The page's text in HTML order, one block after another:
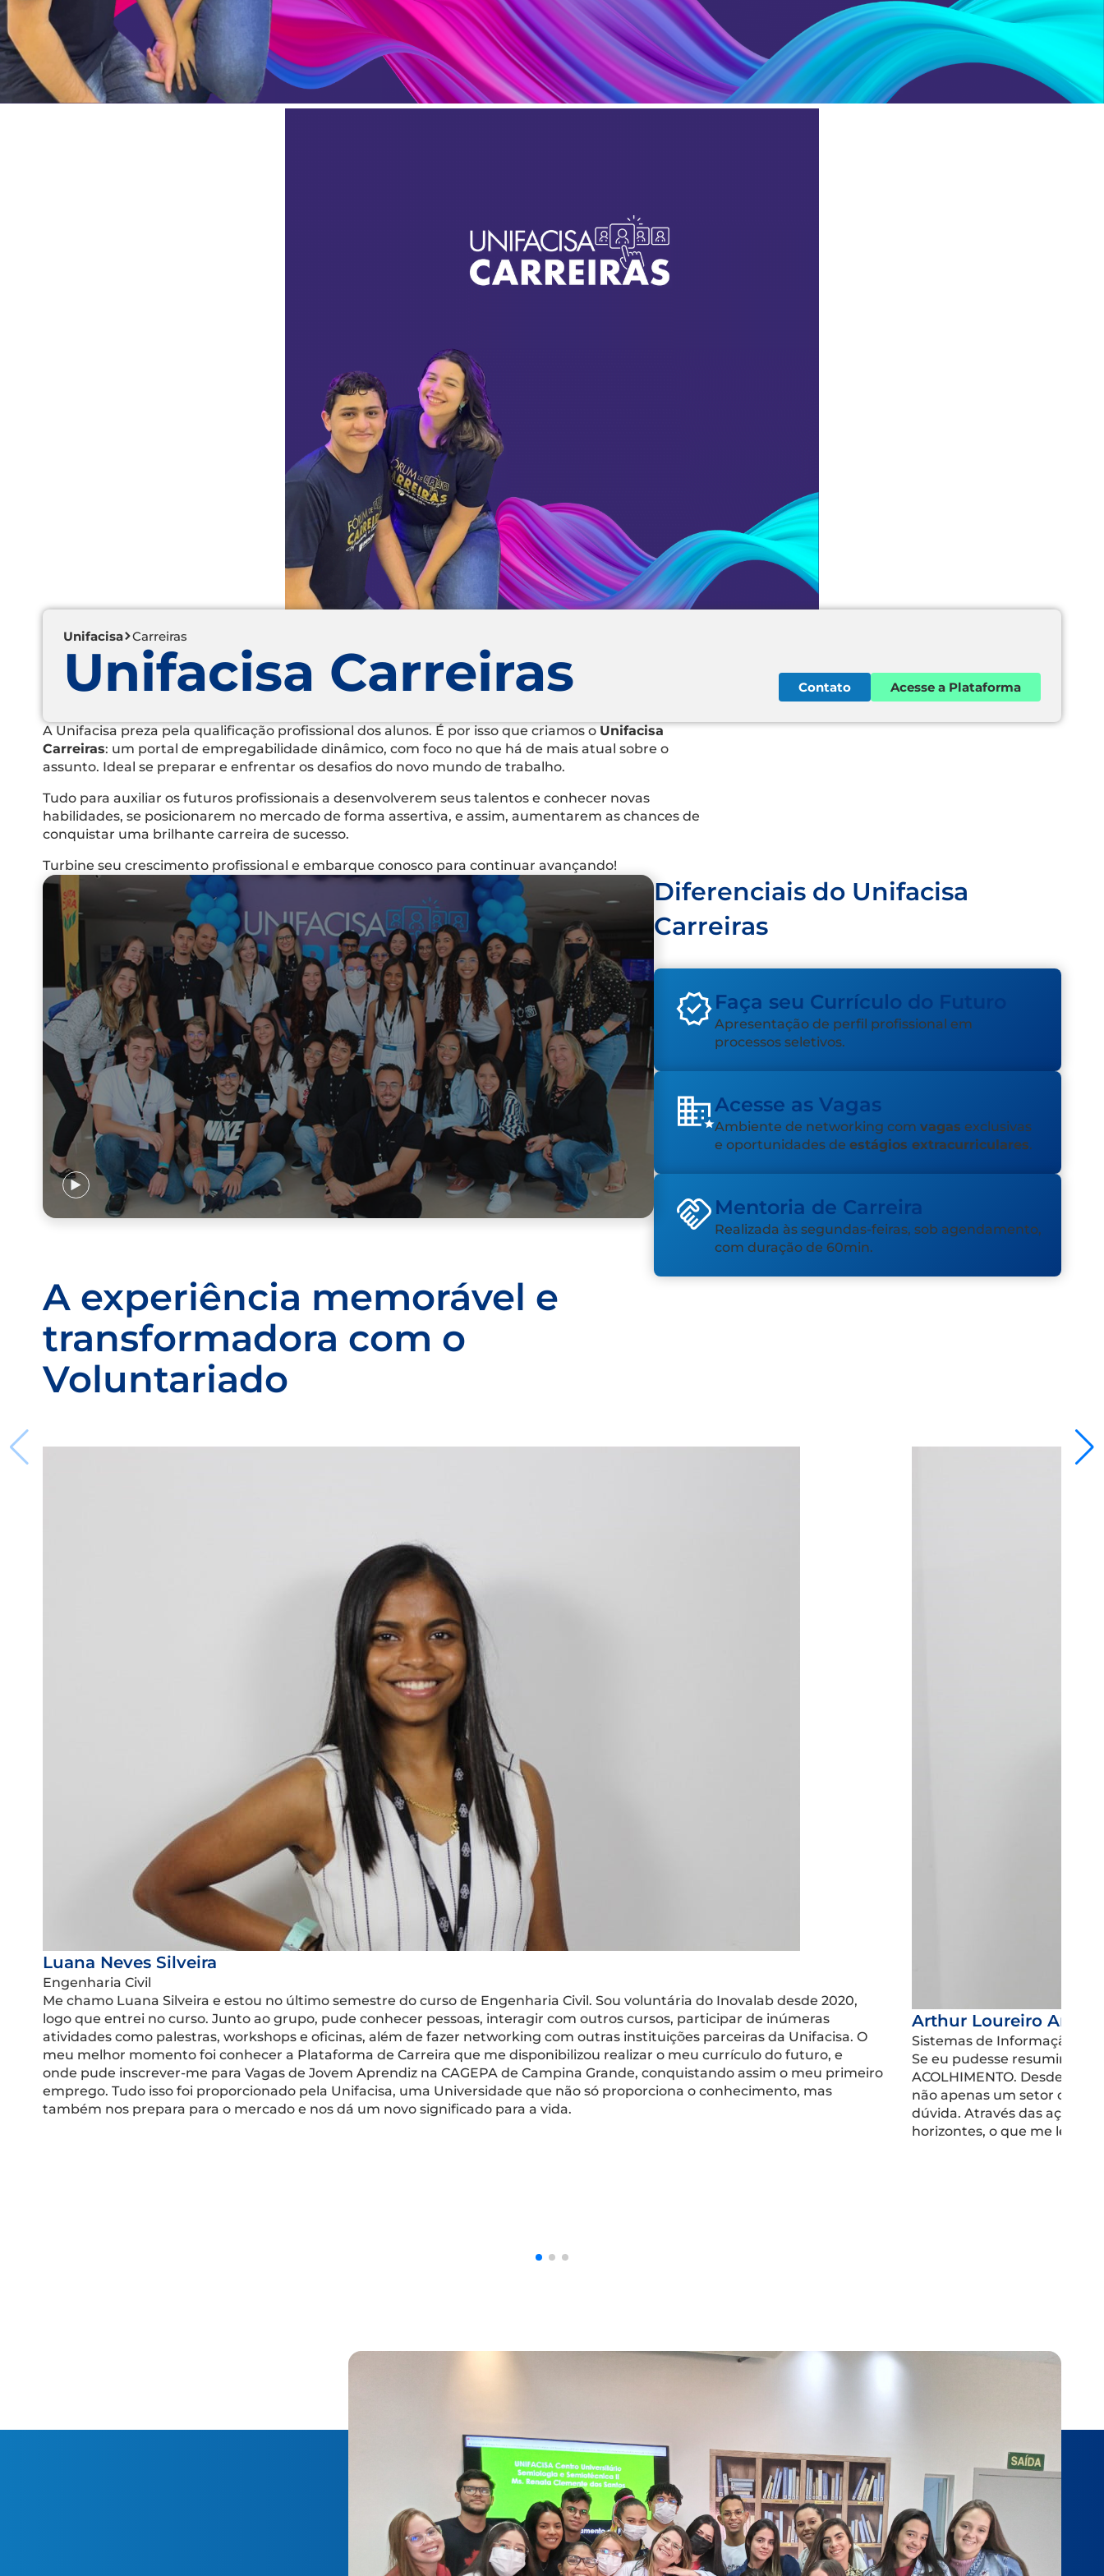
Unifacisa Carreiras
Unifacisa Carreiras Contato Acesse a Plataforma
A Unifacisa preza pela qualificação profissional dos alunos. É por isso que criamos o Unifacisa
Carreiras: um portal de empregabilidade dinâmico, com foco no que há de mais atual sobre o
assunto. Ideal se preparar e enfrentar os desafios do novo mundo de trabalho.
Tudo para auxiliar os futuros profissionais a desenvolverem seus talentos e conhecer novas
habilidades, se posicionarem no mercado de forma assertiva, e assim, aumentarem as chances de
conquistar uma brilhante carreira de sucesso.
Turbine seu crescimento profissional e embarque conosco para continuar avançando!
Diferenciais do Unifacisa
Carreiras
Faça seu Currículo do Futuro
Apresentação de perfil profissional em
processos seletivos.
Acesse as Vagas
Ambiente de networking com vagas exclusivas
e oportunidades de estágios extracurriculares.
Mentoria de Carreira
Realizada às segundas-feiras, sob agendamento,
com duração de 60min.
A experiência memorável e
transformadora com o
Voluntariado
Luana Neves Silveira
Engenharia Civil
Me chamo Luana Silveira e estou no último semestre do curso de Engenharia Civil. Sou voluntária do Inovalab desde 2020,
logo que entrei no curso. Junto ao grupo, pude conhecer pessoas, interagir com outros cursos, participar de inúmeras
atividades como palestras, workshops e oficinas, além de fazer networking com outras instituições parceiras da Unifacisa. O
meu melhor momento foi conhecer a Plataforma de Carreira que me disponibilizou realizar o meu currículo do futuro, e
onde pude inscrever-me para Vagas de Jovem Aprendiz na CAGEPA de Campina Grande, conquistando assim o meu primeiro
emprego. Tudo isso foi proporcionado pela Unifacisa, uma Universidade que não só proporciona o conhecimento, mas
também nos prepara para o mercado e nos dá um novo significado para a vida.
Arthur Loureiro
Sistemas de Informação
Se eu pudesse resumir o
ACOLHIMENTO. Desde
não apenas um setor de
dúvida. Através das ações
horizontes, o que me levou